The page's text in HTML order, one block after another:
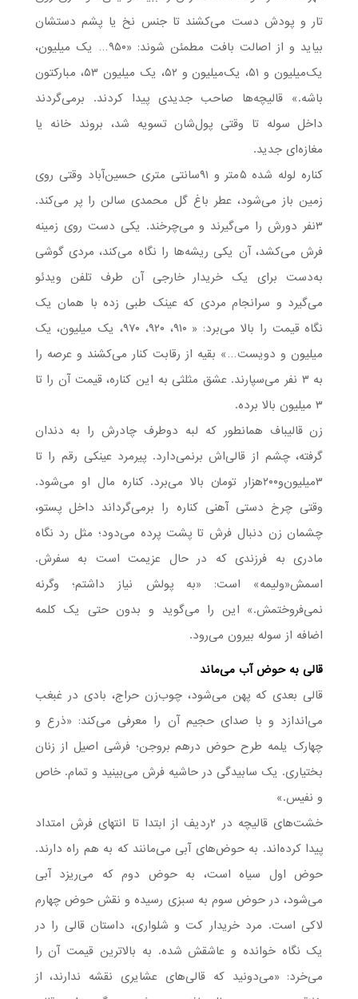
تار و پودش دست می‌کشند تا جنس نخ یا پشم دستشان
بیاید و از اصالت بافت مطمئن شوند: «۹۵۰… یک میلیون،
یک‌میلیون و ۵۱، یک‌میلیون و ۵۲، یک میلیون ۵۳، مبارکتون
باشه.» قالیچه‌ها صاحب جدیدی پیدا کردند. برمی‌گردند
داخل سوله تا وقتی پول‌شان تسویه شد، بروند خانه یا
مغازه‌ای جدید.
کناره لوله شده ۵متر و ۹۱سانتی متری حسین‌آباد وقتی روی
زمین باز می‌شود، عطر باغ گل محمدی سالن را پر می‌کند.
۳نفر دورش را می‌گیرند و می‌چرخند. یکی دست روی زمینه
فرش می‌کشد، آن یکی ریشه‌ها را نگاه می‌کند، مردی گوشی
به‌دست برای یک خریدار خارجی آن طرف تلفن ویدئو
می‌گیرد و سرانجام مردی که عینک طبی زده با همان یک
نگاه قیمت را بالا می‌برد: « ۹۱۰، ۹۲۰، ۹۷۰، یک میلیون، یک
میلیون و دویست…» بقیه از رقابت کنار می‌کشند و عرصه را
به ۳ نفر می‌سپارند. عشق مثلثی به این کناره، قیمت آن را تا
۳ میلیون بالا برده.
زن قالیباف همانطور که لبه دوطرف چادرش را به دندان
گرفته، چشم از قالی‌اش برنمی‌دارد. پیرمرد عینکی رقم را تا
۳میلیون‌و۲۰۰هزار تومان بالا می‌برد. کناره مال او می‌شود.
وقتی چرخ دستی آهنی کناره را بر‌می‌گرداند داخل پستو،
چشمان زن دنبال فرش تا پشت پرده می‌دود؛ مثل رد نگاه
مادری به فرزندی که در حال عزیمت است به سفرش.
اسمش«ولیمه» است: «به پولش نیاز داشتم؛ وگرنه
نمی‌فروختمش.» این را می‌گوید و بدون حتی یک کلمه
اضافه از سوله بیرون می‌رود.
قالی به حوض آب می‌ماند
قالی بعدی که پهن می‌شود، چوب‌زن حراج، بادی در غبغب
می‌اندازد و با صدای حجیم آن را معرفی می‌کند: «ذرع و
چهارک یلمه طرح حوض درهم بروجن؛ فرشی اصیل از زنان
بختیاری. یک سابیدگی در حاشیه فرش می‌بینید و تمام. خاص
و نفیس.»
خشت‌های قالیچه در ۲ردیف از ابتدا تا انتهای فرش امتداد
پیدا کرده‌اند. به حوض‌های آبی می‌مانند که به هم راه دارند.
حوض اول سیاه است، به حوض دوم که می‌ریزد آبی
می‌شود، در حوض سوم به سبزی رسیده و نقش حوض چهارم
لاکی است. مرد خریدار کت و شلواری، داستان قالی را در
یک نگاه خوانده و عاشقش شده. به بالاترین قیمت آن را
می‌خرد: «می‌دونید که قالی‌های عشایری نقشه ندارند، از